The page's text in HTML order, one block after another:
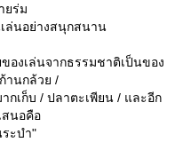
ยร่ม
ล่นอย่างสนุกสนาน
องเล่นจากธรรมชาติเป็นของ
านกล้วย /
กเก็บ / ปลาตะเพียน / และอีก
สนอคือ
ะบำ"